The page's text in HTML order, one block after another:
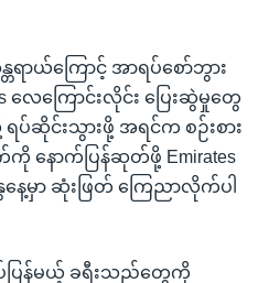
ရာယ်ကြောင့် အာရပ်စော်ဘွား
လေကြောင်းလိုင်း ပြေးဆွဲမှုတွေ
ဆိုင်းသွားဖို့ အရင်က စဉ်းစား
နောက်ပြန်ဆုတ်ဖို့ Emirates
ေ့မှာ ဆုံးဖြတ် ကြေညာလိုက်ပါ
ပြန်မယ့် ခရီးသည်တွေကို